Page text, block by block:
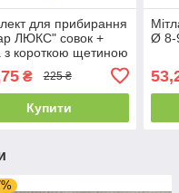
для прибирання
ЛЮКС" совок +
з короткою щетиною
₴ 225 ₴
Купити
Ø 8-